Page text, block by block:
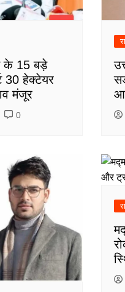
के 15 बड़े
30 हेक्टेयर
मंजूर
0